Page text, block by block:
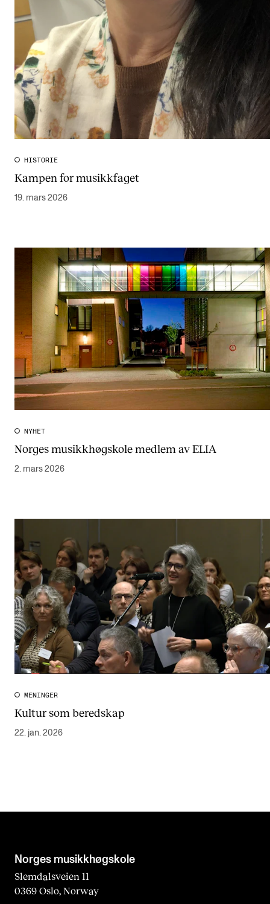
HISTORIE
Kampen for musikkfaget
19. mars 2026
NYHET
Norges musikkhøgskole medlem av ELIA
2. mars 2026
MENINGER
Kultur som beredskap
22. jan. 2026
Norges musikk­høgskole
Slemdalsveien 11
0369 Oslo, Norway